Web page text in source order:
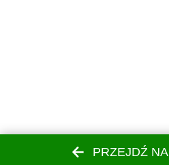
PRZEJDŹ NA